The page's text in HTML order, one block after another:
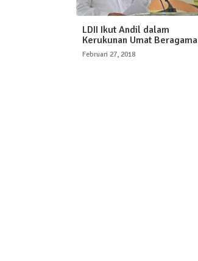
LDII Ikut Andil dalam
Kerukunan Umat Beragama
Februari 27, 2018